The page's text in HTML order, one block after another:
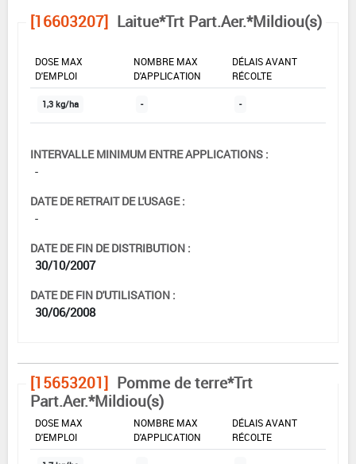
[16603207] Laitue*Trt Part.Aer.*Mildiou(s)
DOSE MAX
D'EMPLOI
NOMBRE MAX
D'APPLICATION
DÉLAIS AVANT
RÉCOLTE
1,3 kg/ha - -
INTERVALLE MINIMUM ENTRE APPLICATIONS :
-
DATE DE RETRAIT DE L'USAGE :
-
DATE DE FIN DE DISTRIBUTION :
30/10/2007
DATE DE FIN D'UTILISATION :
30/06/2008
[15653201] Pomme de terre*Trt
Part.Aer.*Mildiou(s)
DOSE MAX
D'EMPLOI
NOMBRE MAX
D'APPLICATION
DÉLAIS AVANT
RÉCOLTE